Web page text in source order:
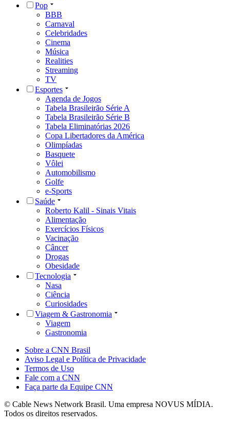
Pop
BBB
Carnaval
Celebridades
Cinema
Música
Realities
Streaming
TV
Esportes
Agenda de Jogos
Tabela Brasileirão Série A
Tabela Brasileirão Série B
Tabela Eliminatórias 2026
Copa Libertadores da América
Olimpíadas
Basquete
Vôlei
Automobilismo
Golfe
e-Sports
Saúde
Roberto Kalil - Sinais Vitais
Alimentação
Exercícios Físicos
Vacinação
Câncer
Drogas
Obesidade
Tecnologia
Nasa
Ciência
Curiosidades
Viagem & Gastronomia
Viagem
Gastronomia
Sobre a CNN Brasil
Aviso Legal e Política de Privacidade
Termos de Uso
Fale com a CNN
Faça parte da Equipe CNN
© Cable News Network Brasil. Uma empresa NOVUS MÍDIA.
Todos os direitos reservados.